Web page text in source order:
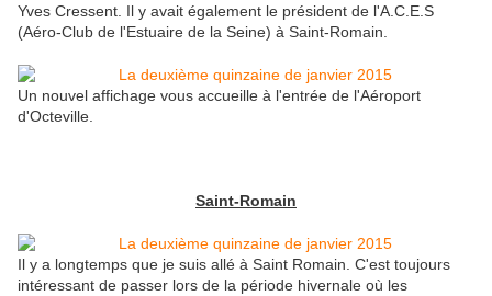
Yves Cressent. Il y avait également le président de l'A.C.E.S
(Aéro-Club de l'Estuaire de la Seine) à Saint-Romain.
Un nouvel affichage vous accueille à l'entrée de l'Aéroport
d'Octeville.
Saint-Romain
Il y a longtemps que je suis allé à Saint Romain. C'est toujours
intéressant de passer lors de la période hivernale où les